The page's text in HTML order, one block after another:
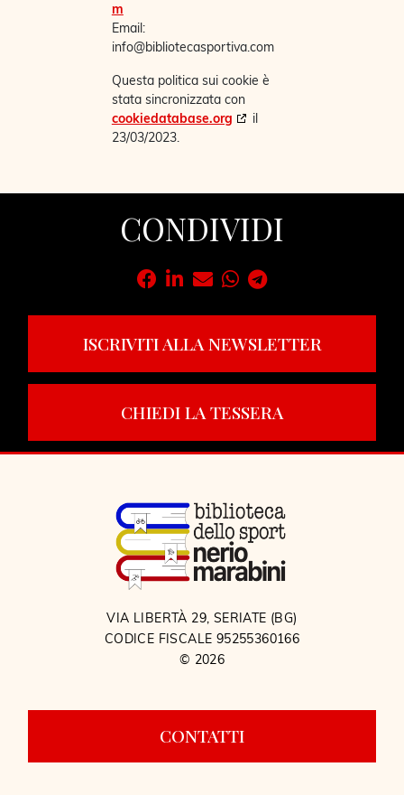
m
Email:
info@bibliotecasportiva.com
Questa politica sui cookie è
stata sincronizzata con
cookiedatabase.org
il
23/03/2023.
CONDIVIDI
ISCRIVITI ALLA NEWSLETTER
CHIEDI LA TESSERA
VIA LIBERTÀ 29, SERIATE (BG)
CODICE FISCALE 95255360166
© 2026
CONTATTI